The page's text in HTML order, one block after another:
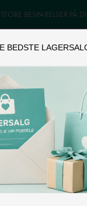
STORE BESPARELSER
OUTLET
BEDSTE